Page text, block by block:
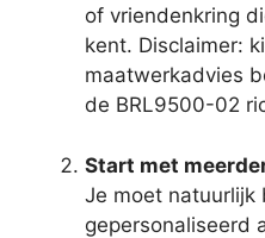
of vriendenkring
kent. Disclaimer:
maatwerkadvies
de BRL9500-02
Start met
Je moet natuurlijk
gepersonaliseerd